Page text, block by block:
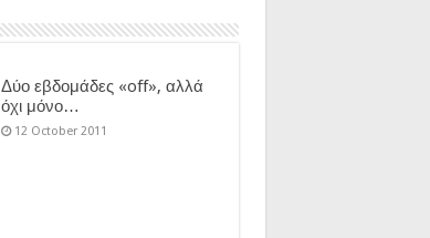
Δύο εβδομάδες «off», αλλά
όχι μόνο…
12 October 2011